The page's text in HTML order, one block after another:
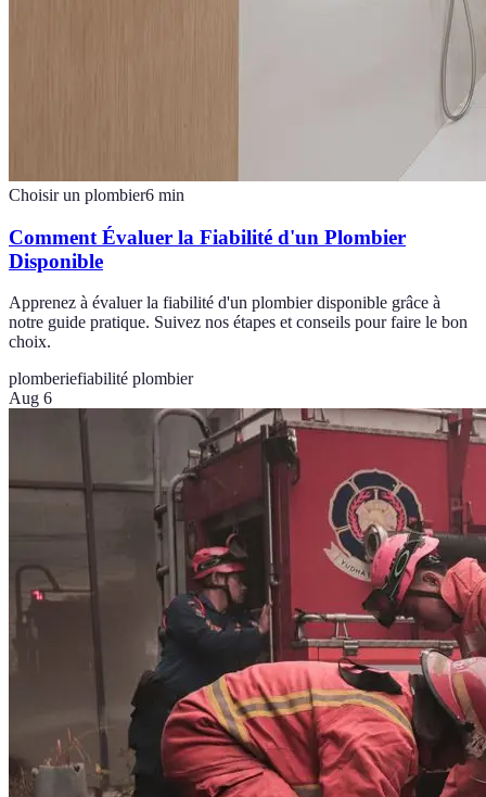
Choisir un plombier6 min
Comment Évaluer la Fiabilité d'un Plombier
Disponible
Apprenez à évaluer la fiabilité d'un plombier disponible grâce à
notre guide pratique. Suivez nos étapes et conseils pour faire le bon
choix.
plomberiefiabilité plombier
Aug 6